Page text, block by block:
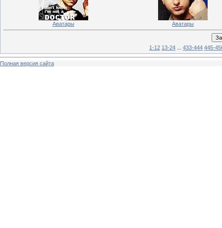
Аватары Аватары
1-12 13-24 433-444 445-
Полная версия сайта